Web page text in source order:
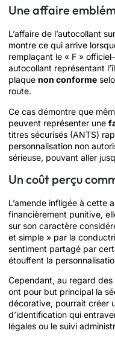
Une affaire
L’affaire de l’autocollant sur
montre ce qui arrive
remplaçant le « F »
autocollant représentant
plaque non conforme
route.
Ce cas démontre que
peuvent représenter une
titres sécurisés (ANTS)
personnalisation non
sérieuse, pouvant aller
Un coût perçu
L’amende infligée à cette
financièrement punitive,
sur son caractère
et simple » par la
sentiment partagé par
étouffent la
Cependant, au regard
ont pour but principal la
décorative, pourrait créer
d’identification qui
légales ou le suivi